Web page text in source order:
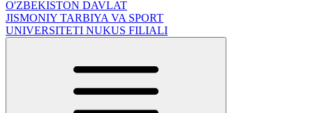
O'ZBEKISTON DAVLAT
JISMONIY TARBIYA VA SPORT
UNIVERSITETI NUKUS FILIALI